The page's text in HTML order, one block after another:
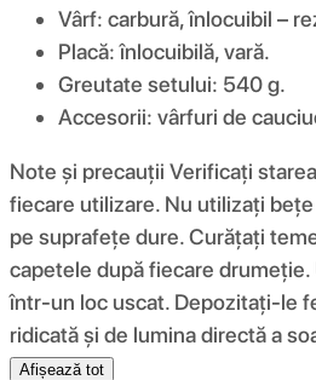
Vârf: carbură, înlocuibil –
Placă: înlocuibilă, vară.
Greutate setului: 540 g.
Accesorii: vârfuri de
Note și precauții Verificați
fiecare utilizare. Nu utilizați
pe suprafețe dure. Curățați
capetele după fiecare
într-un loc uscat. Depozitați-le
ridicată și de lumina directă a
Afișează tot